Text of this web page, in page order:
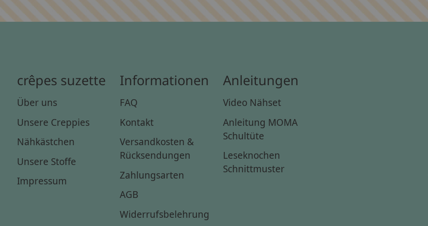
crêpes suzette
Über uns
Unsere Creppies
Nähkästchen
Unsere Stoffe
Impressum
Informationen
FAQ
Kontakt
Versandkosten &
Rücksendungen
Zahlungsarten
AGB
Widerrufsbelehrung
Anleitungen
Video Nähset
Anleitung MOMA
Schultüte
Leseknochen
Schnittmuster